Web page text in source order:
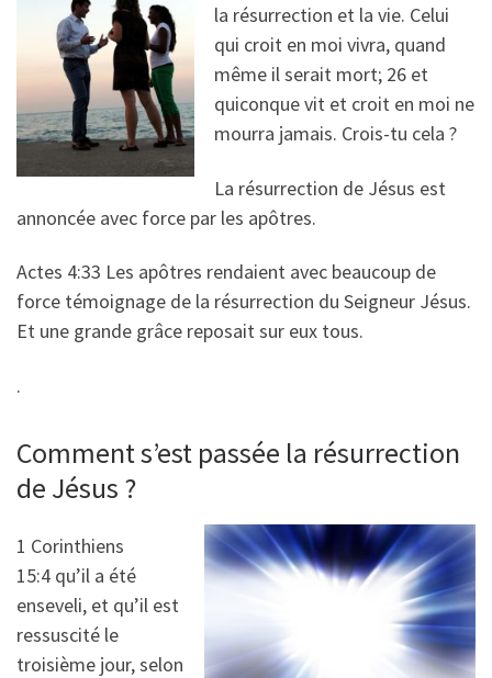
la résurrection et la vie. Celui
qui croit en moi vivra, quand
même il serait mort; 26 et
quiconque vit et croit en moi ne
mourra jamais. Crois-tu cela ?
La résurrection de Jésus est
annoncée avec force par les apôtres.
Actes 4:33 Les apôtres rendaient avec beaucoup de
force témoignage de la résurrection du Seigneur Jésus.
Et une grande grâce reposait sur eux tous.
.
Comment s’est passée la résurrection
de Jésus ?
1 Corinthiens
15:4 qu’il a été
enseveli, et qu’il est
ressuscité le
troisième jour, selon